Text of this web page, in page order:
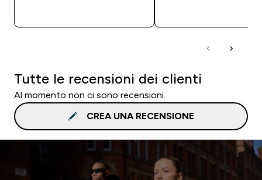
Tutte le recensioni dei clienti
Al momento non ci sono recensioni.
CREA UNA RECENSIONE